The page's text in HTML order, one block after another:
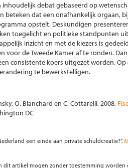
debat gebaseerd op
beteken dat een onafhankelijk orgaan,
opstelt. Deskundigen
toegelicht en politieke standpunten
inzicht en met de kiezers is
voor de Tweede Kamer af te ronden.
consistente koers uitgezet worden.
te bewerkstelligen.
O. Blanchard en C. Cottarelli, 2008,
DC
een einde aan private schuldcreatie?”,
dit artikel mogen zonder toestemming